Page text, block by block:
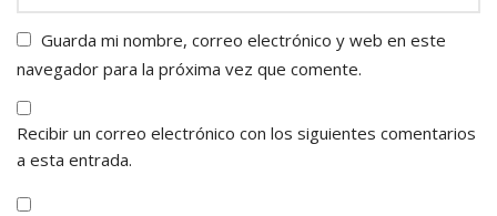
Guarda mi nombre, correo electrónico y web en este
navegador para la próxima vez que comente.
Recibir un correo electrónico con los siguientes comentarios
a esta entrada.